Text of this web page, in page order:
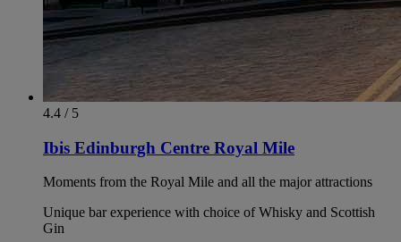
4.4 / 5
Ibis Edinburgh Centre Royal Mile
Moments from the Royal Mile and all the major attractions
Unique bar experience with choice of Whisky and Scottish
Gin